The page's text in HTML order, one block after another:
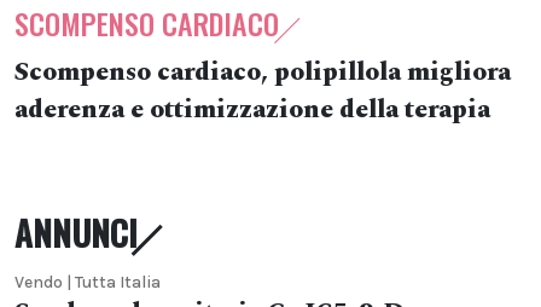
SCOMPENSO CARDIACO
Scompenso cardiaco, polipillola migliora
aderenza e ottimizzazione della terapia
ANNUNCI
Vendo | Tutta Italia